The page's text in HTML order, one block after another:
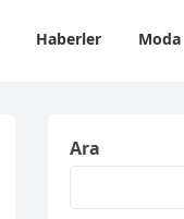
Haberler Moda
Ara